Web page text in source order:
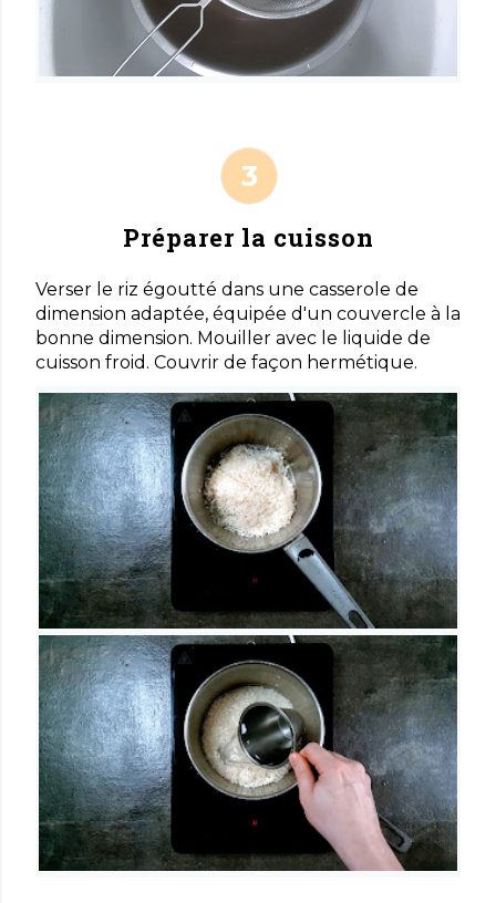
Préparer la cuisson
Verser le riz égoutté dans une casserole de
dimension adaptée, équipée d'un couvercle à la
bonne dimension. Mouiller avec le liquide de
cuisson froid. Couvrir de façon hermétique.